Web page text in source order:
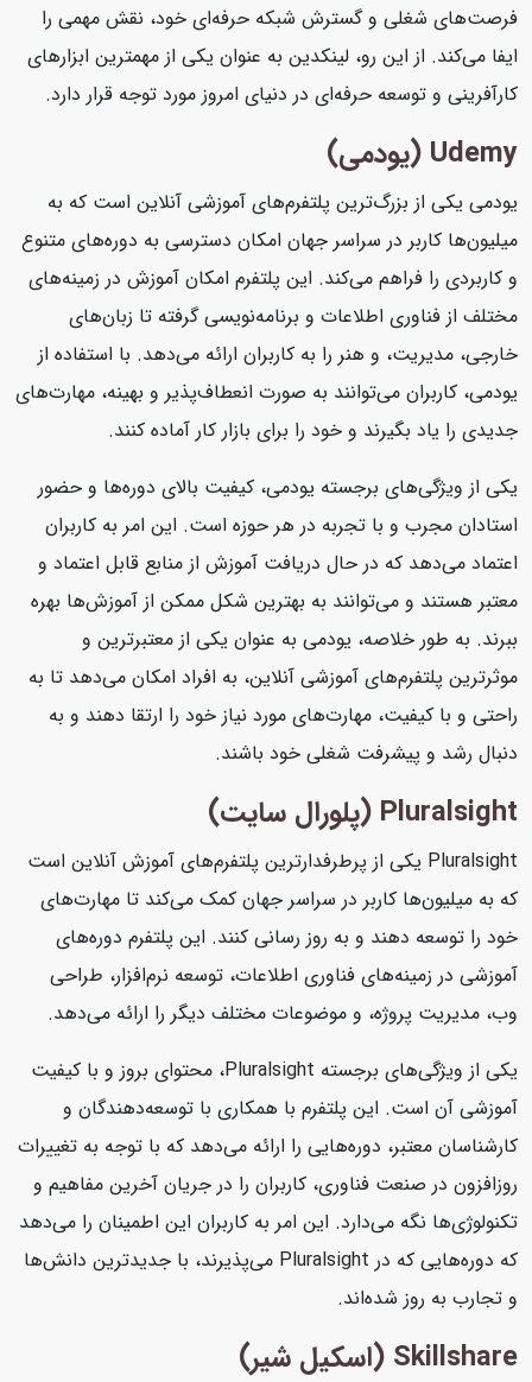
فرصت‌های شغلی و گسترش شبکه حرفه‌ای خود، نقش مهمی را
ایفا می‌کند. از این رو، لینکدین به عنوان یکی از مهمترین ابزارهای
کارآفرینی و توسعه حرفه‌ای در دنیای امروز مورد توجه قرار دارد.
Udemy (یودمی)
یودمی یکی از بزرگ‌ترین پلتفرم‌های آموزشی آنلاین است که به
میلیون‌ها کاربر در سراسر جهان امکان دسترسی به دوره‌های متنوع
و کاربردی را فراهم می‌کند. این پلتفرم امکان آموزش در زمینه‌های
مختلف از فناوری اطلاعات و برنامه‌نویسی گرفته تا زبان‌های
خارجی، مدیریت، و هنر را به کاربران ارائه می‌دهد. با استفاده از
یودمی، کاربران می‌توانند به صورت انعطاف‌پذیر و بهینه، مهارت‌های
جدیدی را یاد بگیرند و خود را برای بازار کار آماده کنند.
یکی از ویژگی‌های برجسته یودمی، کیفیت بالای دوره‌ها و حضور
استادان مجرب و با تجربه در هر حوزه است. این امر به کاربران
اعتماد می‌دهد که در حال دریافت آموزش از منابع قابل اعتماد و
معتبر هستند و می‌توانند به بهترین شکل ممکن از آموزش‌ها بهره
ببرند. به طور خلاصه، یودمی به عنوان یکی از معتبرترین و
موثرترین پلتفرم‌های آموزشی آنلاین، به افراد امکان می‌دهد تا به
راحتی و با کیفیت، مهارت‌های مورد نیاز خود را ارتقا دهند و به
دنبال رشد و پیشرفت شغلی خود باشند.
Pluralsight (پلورال سایت)
Pluralsight یکی از پرطرفدارترین پلتفرم‌های آموزش آنلاین است
که به میلیون‌ها کاربر در سراسر جهان کمک می‌کند تا مهارت‌های
خود را توسعه دهند و به روز رسانی کنند. این پلتفرم دوره‌های
آموزشی در زمینه‌های فناوری اطلاعات، توسعه نرم‌افزار، طراحی
وب، مدیریت پروژه، و موضوعات مختلف دیگر را ارائه می‌دهد.
یکی از ویژگی‌های برجسته Pluralsight، محتوای بروز و با کیفیت
آموزشی آن است. این پلتفرم با همکاری با توسعه‌دهندگان و
کارشناسان معتبر، دوره‌هایی را ارائه می‌دهد که با توجه به تغییرات
روزافزون در صنعت فناوری، کاربران را در جریان آخرین مفاهیم و
تکنولوژی‌ها نگه می‌دارد. این امر به کاربران این اطمینان را می‌دهد
که دوره‌هایی که در Pluralsight می‌پذیرند، با جدیدترین دانش‌ها
و تجارب به روز شده‌اند.
Skillshare (اسکیل شیر)